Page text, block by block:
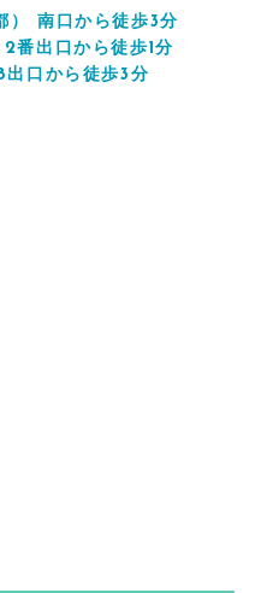
） 南口から徒歩3分
番出口から徒歩1分
口から徒歩3分